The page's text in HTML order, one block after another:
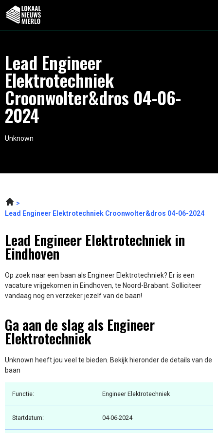
Lead Engineer
Elektrotechniek
Croonwolter&dros 04-06-
2024
Unknown
Lead Engineer Elektrotechniek Croonwolter&dros 04-06-2024
Lead Engineer Elektrotechniek in
Eindhoven
Op zoek naar een baan als Engineer Elektrotechniek? Er is een
vacature vrijgekomen in Eindhoven, te Noord-Brabant. Solliciteer
vandaag nog en verzeker jezelf van de baan!
Ga aan de slag als Engineer
Elektrotechniek
Unknown heeft jou veel te bieden. Bekijk hieronder de details van de
baan
Functie: Engineer Elektrotechniek
Startdatum: 04-06-2024